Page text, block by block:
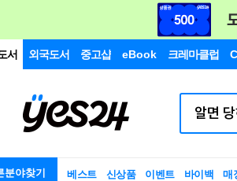
서 외국도서 중고샵 eBook 크레마클럽
분야찾기 베스트 신상품 이벤트 바이백 매